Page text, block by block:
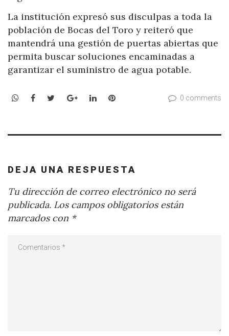
La institución expresó sus disculpas a toda la
población de Bocas del Toro y reiteró que
mantendrá una gestión de puertas abiertas que
permita buscar soluciones encaminadas a
garantizar el suministro de agua potable.
WhatsApp
Facebook
TwitterGoogle+LinkedInPinterest 0 comments
DEJA UNA RESPUESTA
Tu dirección de correo electrónico no será
publicada. Los campos obligatorios están
marcados con *